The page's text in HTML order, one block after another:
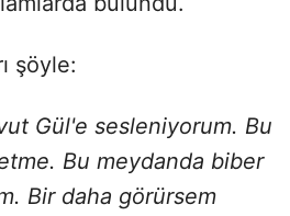
şöyle:
Gül'e sesleniyorum. Bu
Bu meydanda biber
Bir daha görürsem